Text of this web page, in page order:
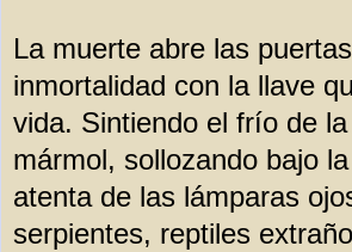
La muerte abre las
inmortalidad con la llave
vida. Sintiendo el frío de
mármol, sollozando bajo
atenta de las lámparas
serpientes, reptiles